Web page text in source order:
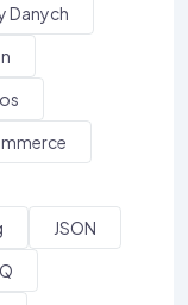
Danych
JSON